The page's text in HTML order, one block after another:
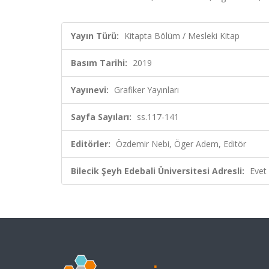
Yayın Türü: Kitapta Bölüm / Mesleki Kitap
Basım Tarihi: 2019
Yayınevi: Grafiker Yayınları
Sayfa Sayıları: ss.117-141
Editörler: Özdemir Nebi, Öger Adem, Editör
Bilecik Şeyh Edebali Üniversitesi Adresli: Evet